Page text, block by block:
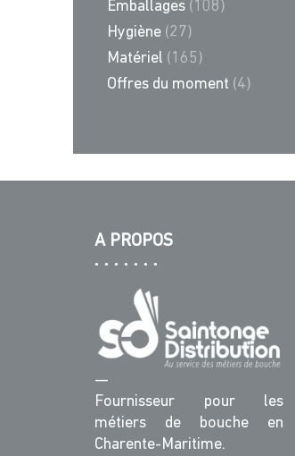
Emballages (108)
Hygiène (27)
Matériel (165)
Offres du moment (4)
A PROPOS
—
Fournisseur pour les
métiers de bouche en
Charente-Maritime.